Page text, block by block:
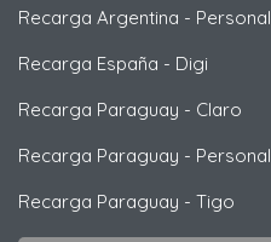
Recarga Argentina - Personal
Recarga España - Digi
Recarga Paraguay - Claro
Recarga Paraguay - Personal
Recarga Paraguay - Tigo